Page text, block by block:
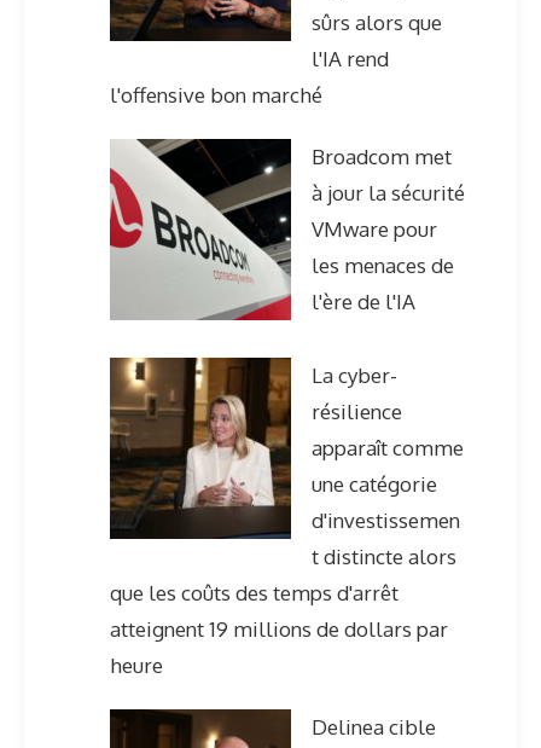
sûrs alors que
l'IA rend
l'offensive bon marché
Broadcom met
à jour la sécurité
VMware pour
les menaces de
l'ère de l'IA
La cyber-
résilience
apparaît comme
une catégorie
d'investissemen
t distincte alors
que les coûts des temps d'arrêt
atteignent 19 millions de dollars par
heure
Delinea cible